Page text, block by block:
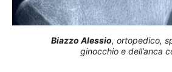
Biazzo Alessio, ortopedico,
ginocchio e dell’anca